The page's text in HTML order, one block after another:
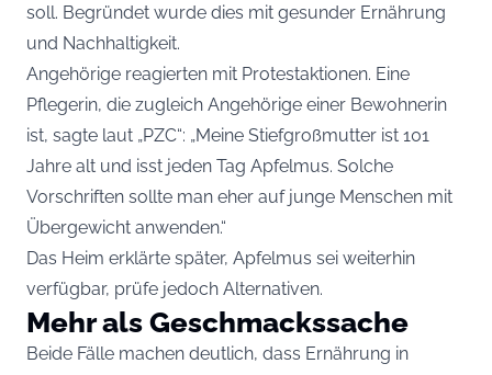
soll. Begründet wurde dies mit gesunder Ernährung
und Nachhaltigkeit.
Angehörige reagierten mit Protestaktionen. Eine
Pflegerin, die zugleich Angehörige einer Bewohnerin
ist, sagte laut „PZC“: „Meine Stiefgroßmutter ist 101
Jahre alt und isst jeden Tag Apfelmus. Solche
Vorschriften sollte man eher auf junge Menschen mit
Übergewicht anwenden.“
Das Heim erklärte später, Apfelmus sei weiterhin
verfügbar, prüfe jedoch Alternativen.
Mehr als Geschmackssache
Beide Fälle machen deutlich, dass Ernährung in